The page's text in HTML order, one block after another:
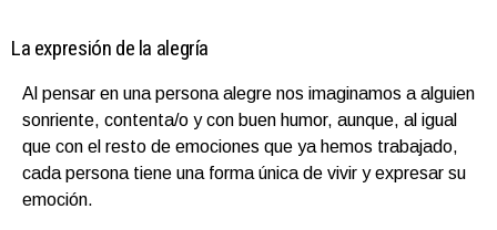
La expresión de la alegría
Al pensar en una persona alegre nos imaginamos a alguien
sonriente, contenta/o y con buen humor, aunque, al igual
que con el resto de emociones que ya hemos trabajado,
cada persona tiene una forma única de vivir y expresar su
emoción.